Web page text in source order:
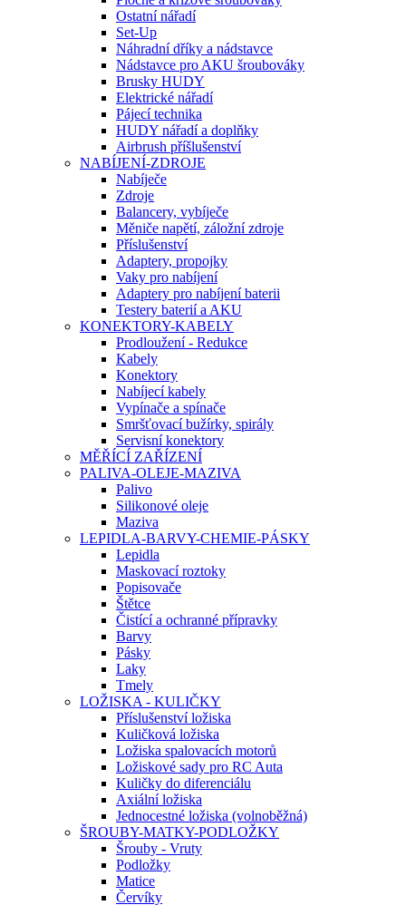
Ostatní nářadí
Set-Up
Náhradní dříky a nádstavce
Nádstavce pro AKU šroubováky
Brusky HUDY
Elektrické nářadí
Pájecí technika
HUDY nářadí a doplňky
Airbrush příšlušenství
NABÍJENÍ-ZDROJE
Nabíječe
Zdroje
Balancery, vybíječe
Měniče napětí, záložní zdroje
Příslušenství
Adaptery, propojky
Vaky pro nabíjení
Adaptery pro nabíjení baterii
Testery baterií a AKU
KONEKTORY-KABELY
Prodloužení - Redukce
Kabely
Konektory
Nabíjecí kabely
Vypínače a spínače
Smršťovací bužírky, spirály
Servisní konektory
MĚŘÍCÍ ZAŘÍZENÍ
PALIVA-OLEJE-MAZIVA
Palivo
Silikonové oleje
Maziva
LEPIDLA-BARVY-CHEMIE-PÁSKY
Lepidla
Maskovací roztoky
Popisovače
Štětce
Čistící a ochranné přípravky
Barvy
Pásky
Laky
Tmely
LOŽISKA - KULIČKY
Příslušenství ložiska
Kuličková ložiska
Ložiska spalovacích motorů
Ložiskové sady pro RC Auta
Kuličky do diferenciálu
Axiální ložiska
Jednocestné ložiska (volnoběžná)
ŠROUBY-MATKY-PODLOŽKY
Šrouby - Vruty
Podložky
Matice
Červíky